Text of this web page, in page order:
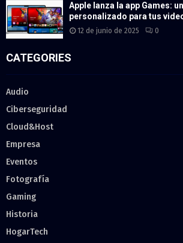
Apple lanza la app Games:
personalizado para tus
12 de junio de 2025 0
CATEGORIES
Audio
Ciberseguridad
Cloud&Host
Empresa
Eventos
Fotografía
Gaming
Historia
HogarTech